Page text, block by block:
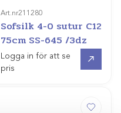
Art.nr211280
Sofsilk 4-0 sutur C12
75cm SS-645 /3dz
Logga in för att se
pris